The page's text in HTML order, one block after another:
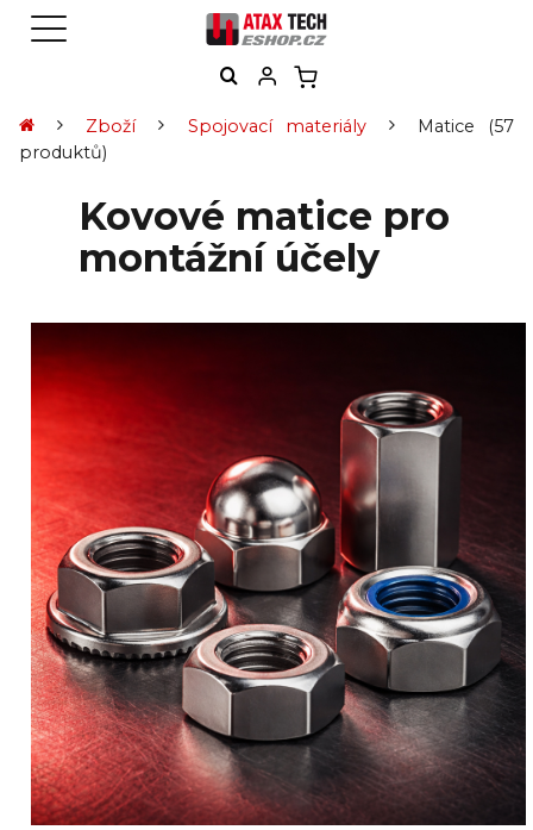
Zboží Spojovací materiály Matice (57
produktů)
Kovové matice pro
montážní účely